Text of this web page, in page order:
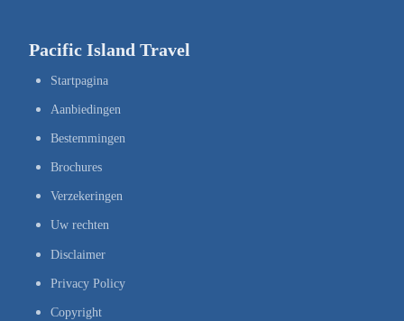
Pacific Island Travel
Startpagina
Aanbiedingen
Bestemmingen
Brochures
Verzekeringen
Uw rechten
Disclaimer
Privacy Policy
Copyright